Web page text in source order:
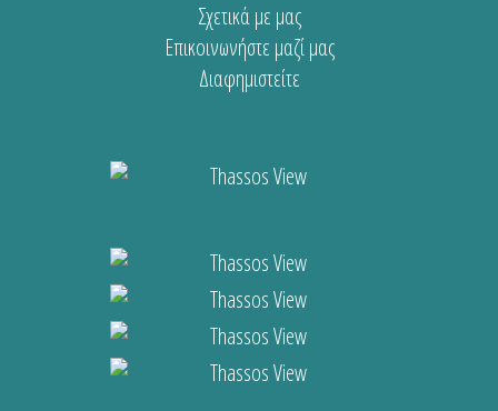
Σχετικά με μας
Επικοινωνήστε μαζί μας
Διαφημιστείτε